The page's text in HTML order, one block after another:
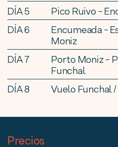
DÍA 5
Pico Ruivo -
DÍA 6
Encumeada -
Moniz
DÍA 7
Porto Moniz -
Funchal
DÍA 8
Vuelo Funchal
Precios